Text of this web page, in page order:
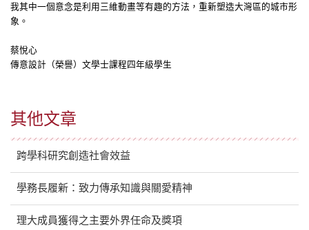
其他文章
跨學科研究創造社會效益
學務長履新：致力傳承知識與關愛精神
理大成員獲得之主要外界任命及獎項
我其中一個意念是利用三維動畫等有趣的方法，重新塑造大灣區的城市形
象。
蔡悅心
傳意設計（榮譽）文學士課程四年級學生